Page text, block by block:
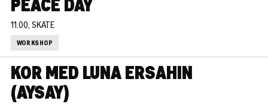
11.00, SKATE
WORKSHOP
KOR MED LUNA ERSAHIN
(AYSAY)